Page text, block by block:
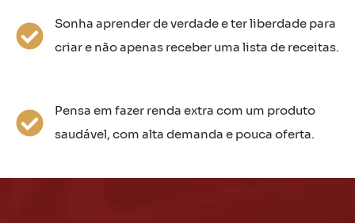
Sonha aprender de verdade e ter liberdade para
criar e não apenas receber uma lista de receitas.
Pensa em fazer renda extra com um produto
saudável, com alta demanda e pouca oferta.